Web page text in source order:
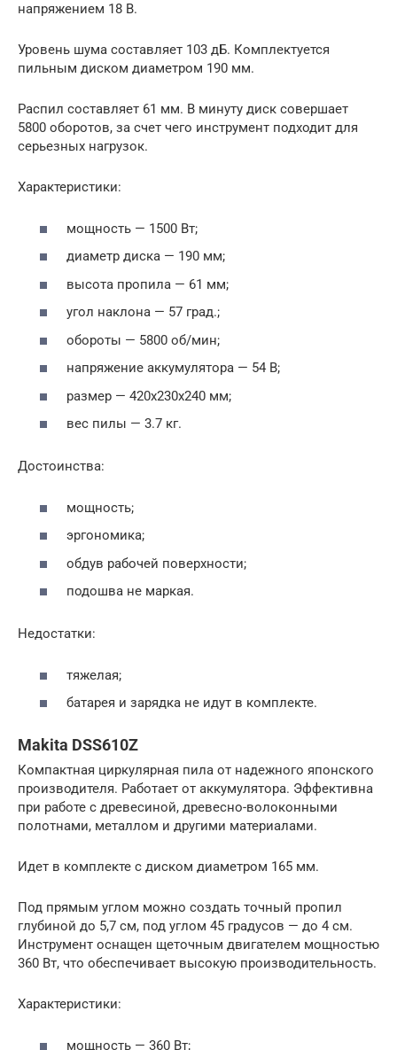
напряжением 18 В.
Уровень шума составляет 103 дБ. Комплектуется
пильным диском диаметром 190 мм.
Распил составляет 61 мм. В минуту диск совершает
5800 оборотов, за счет чего инструмент подходит для
серьезных нагрузок.
Характеристики:
мощность — 1500 Вт;
диаметр диска — 190 мм;
высота пропила — 61 мм;
угол наклона — 57 град.;
обороты — 5800 об/мин;
напряжение аккумулятора — 54 В;
размер — 420x230x240 мм;
вес пилы — 3.7 кг.
Достоинства:
мощность;
эргономика;
обдув рабочей поверхности;
подошва не маркая.
Недостатки:
тяжелая;
батарея и зарядка не идут в комплекте.
Makita DSS610Z
Компактная циркулярная пила от надежного японского
производителя. Работает от аккумулятора. Эффективна
при работе с древесиной, древесно-волоконными
полотнами, металлом и другими материалами.
Идет в комплекте с диском диаметром 165 мм.
Под прямым углом можно создать точный пропил
глубиной до 5,7 см, под углом 45 градусов — до 4 см.
Инструмент оснащен щеточным двигателем мощностью
360 Вт, что обеспечивает высокую производительность.
Характеристики:
мощность — 360 Вт;